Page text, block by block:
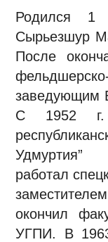
Родился
Сырьезшур
После
заведующим
С 1952 г.
Удмуртия”
работал
окончил
УГПИ. В